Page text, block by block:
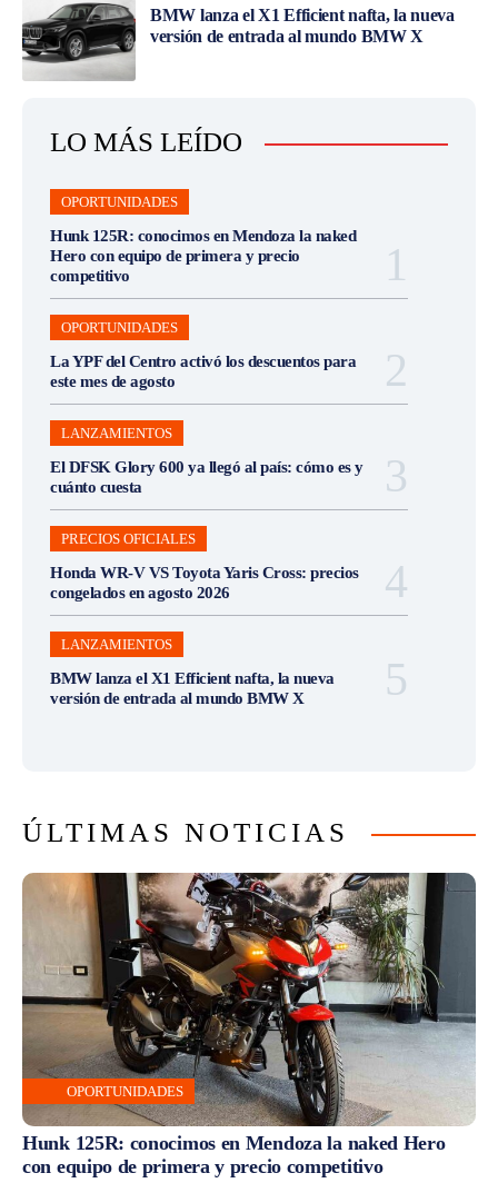
BMW lanza el X1 Efficient nafta, la nueva
versión de entrada al mundo BMW X
LO MÁS LEÍDO
OPORTUNIDADES
Hunk 125R: conocimos en Mendoza la naked
Hero con equipo de primera y precio
competitivo
OPORTUNIDADES
La YPF del Centro activó los descuentos para
este mes de agosto
LANZAMIENTOS
El DFSK Glory 600 ya llegó al país: cómo es y
cuánto cuesta
PRECIOS OFICIALES
Honda WR-V VS Toyota Yaris Cross: precios
congelados en agosto 2026
LANZAMIENTOS
BMW lanza el X1 Efficient nafta, la nueva
versión de entrada al mundo BMW X
ÚLTIMAS NOTICIAS
OPORTUNIDADES
Hunk 125R: conocimos en Mendoza la naked Hero
con equipo de primera y precio competitivo